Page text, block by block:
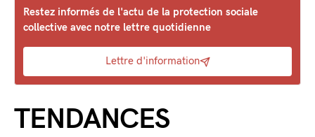
Restez informés de l'actu de la protection sociale
collective avec notre lettre quotidienne
Lettre d'information
TENDANCES